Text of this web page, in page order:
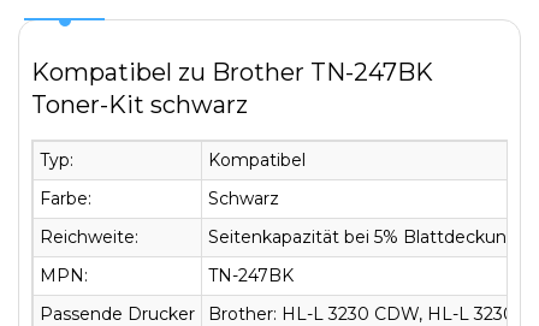
Kompatibel zu Brother TN-247BK
Toner-Kit schwarz
Typ:
Kompatibel
Farbe:
Schwarz
Reichweite:
Seitenkapazität bei 5% Blattdeckung:
MPN:
TN-247BK
Passende Drucker
Brother: HL-L 3230 CDW, HL-L 3230